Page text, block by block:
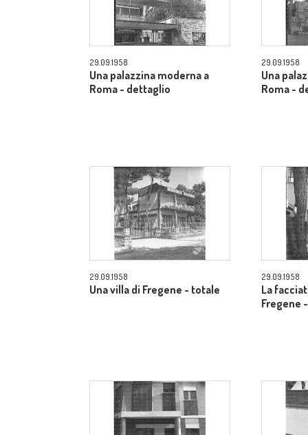
29.09.1958
Una palazzina moderna a
Roma - dettaglio
29.09.1958
Una
Roma -
29.09.1958
Una villa di Fregene - totale
29.09.1958
La
Fregene